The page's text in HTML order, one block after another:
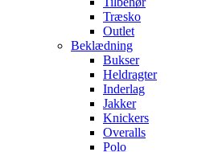
Træsko
Outlet
Beklædning
Bukser
Heldragter
Inderlag
Jakker
Knickers
Overalls
Polo